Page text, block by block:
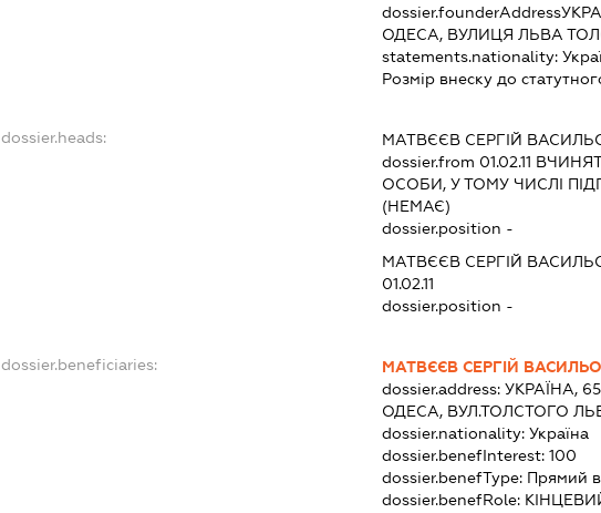
dossier.founderAddress
ОДЕСА, ВУЛИЦЯ ЛЬВА
statements.nationality:
Розмір внеску до
dossier.heads: МАТВЄЄВ СЕРГІЙ
dossier.from 01.02.11
ОСОБИ, У ТОМУ ЧИСЛІ
(НЕМАЄ)
dossier.position -
МАТВЄЄВ СЕРГІЙ
01.02.11
dossier.position -
dossier.beneficiaries:
МАТВЄЄВ СЕРГІЙ
dossier.address:УКРАЇНА,
ОДЕСА, ВУЛ.ТОЛСТОГО
dossier.nationality:Україна
dossier.benefInterest:100
dossier.benefType: Прямий
dossier.benefRole: